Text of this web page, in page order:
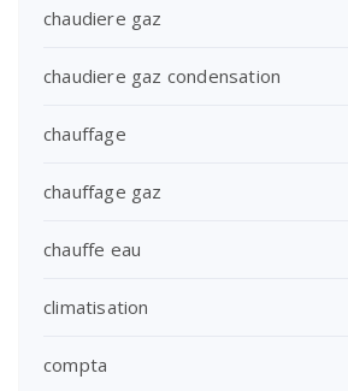
chaudiere gaz
chaudiere gaz condensation
chauffage
chauffage gaz
chauffe eau
climatisation
compta